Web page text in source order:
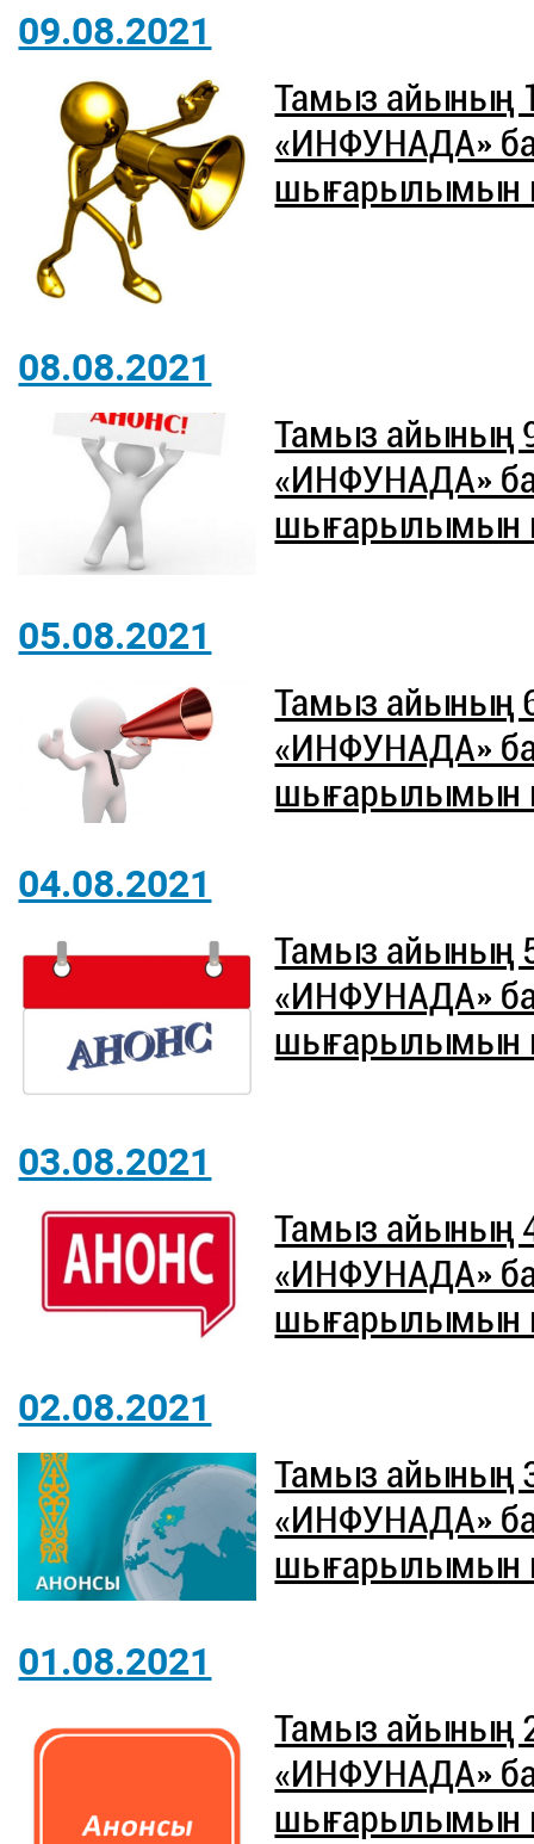
09.08.2021
Тамыз айының
«ИНФУНАДА»
шығарылымын
08.08.2021
Тамыз айының
«ИНФУНАДА»
шығарылымын
05.08.2021
Тамыз айының
«ИНФУНАДА»
шығарылымын
04.08.2021
Тамыз айының
«ИНФУНАДА»
шығарылымын
03.08.2021
Тамыз айының
«ИНФУНАДА»
шығарылымын
02.08.2021
Тамыз айының
«ИНФУНАДА»
шығарылымын
01.08.2021
Тамыз айының
«ИНФУНАДА»
шығарылымын